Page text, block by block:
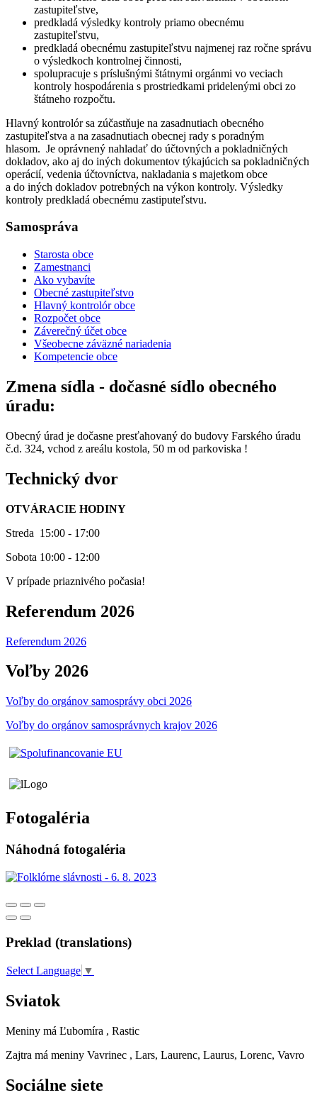
zastupiteľstve,
predkladá výsledky kontroly priamo obecnému
zastupiteľstvu,
predkladá obecnému zastupiteľstvu najmenej raz ročne správu
o výsledkoch kontrolnej činnosti,
spolupracuje s príslušnými štátnymi orgánmi vo veciach
kontroly hospodárenia s prostriedkami pridelenými obci zo
štátneho rozpočtu.
Hlavný kontrolór sa zúčastňuje na zasadnutiach obecného
zastupiteľstva a na zasadnutiach obecnej rady s poradným
hlasom. Je oprávnený nahladať do účtovných a pokladničných
dokladov, ako aj do iných dokumentov týkajúcich sa pokladničných
operácií, vedenia účtovníctva, nakladania s majetkom obce
a do iných dokladov potrebných na výkon kontroly. Výsledky
kontroly predkladá obecnému zastiputeľstvu.
Samospráva
Starosta obce
Zamestnanci
Ako vybavíte
Obecné zastupiteľstvo
Hlavný kontrolór obce
Rozpočet obce
Záverečný účet obce
Všeobecne záväzné nariadenia
Kompetencie obce
Zmena sídla - dočasné sídlo obecného
úradu:
Obecný úrad je dočasne presťahovaný do budovy Farského úradu
č.d. 324, vchod z areálu kostola, 50 m od parkoviska !
Technický dvor
OTVÁRACIE HODINY
Streda 15:00 - 17:00
Sobota 10:00 - 12:00
V prípade priaznivého počasia!
Referendum 2026
Referendum 2026
Voľby 2026
Voľby do orgánov samosprávy obci 2026
Voľby do orgánov samosprávnych krajov 2026
Fotogaléria
Náhodná fotogaléria
Preklad (translations)
Select Language ▼
Sviatok
Meniny má Ľubomíra , Rastic
Zajtra má meniny Vavrinec , Lars, Laurenc, Laurus, Lorenc, Vavro
Sociálne siete